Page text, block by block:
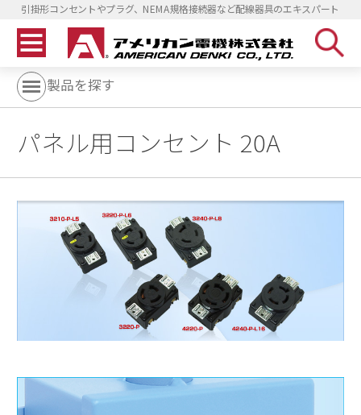
引掛形コンセントやプラグ、NEMA規格接続器など配線器具のエキスパート
製品を探す
パネル用コンセント 20A